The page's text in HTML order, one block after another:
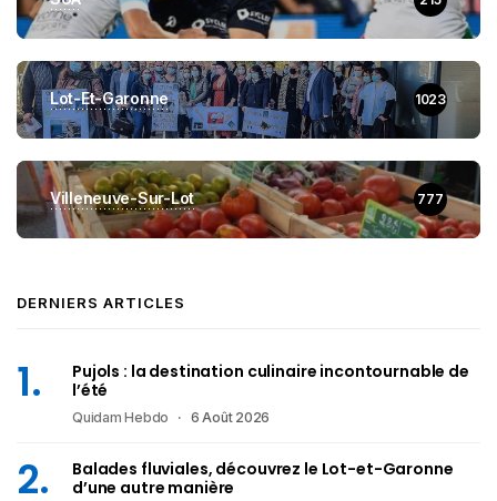
Lot-Et-Garonne 1023
Villeneuve-Sur-Lot 777
DERNIERS ARTICLES
Pujols : la destination culinaire incontournable de
l’été
Quidam Hebdo 6 Août 2026
Balades fluviales, découvrez le Lot-et-Garonne
d’une autre manière